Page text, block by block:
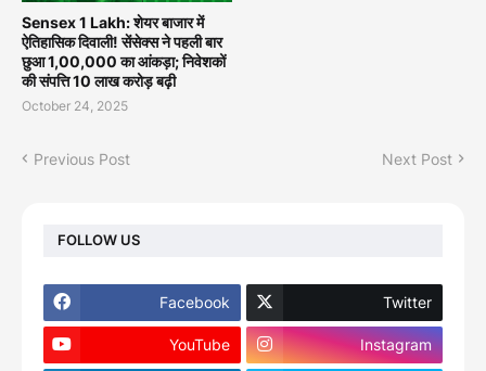
Sensex 1 Lakh: शेयर बाजार में
ऐतिहासिक दिवाली! सेंसेक्स ने पहली बार
छुआ 1,00,000 का आंकड़ा; निवेशकों
की संपत्ति 10 लाख करोड़ बढ़ी
October 24, 2025
Previous Post Next Post
FOLLOW US
Facebook Twitter
YouTube Instagram